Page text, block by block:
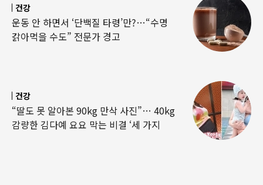
건강
운동 안 하면서 ‘단백질 타령’만?…“수명
갉아먹을 수도” 전문가 경고
건강
“딸도 못 알아본 90kg 만삭 사진”… 40kg
감량한 김다예 요요 막는 비결 ‘세 가지